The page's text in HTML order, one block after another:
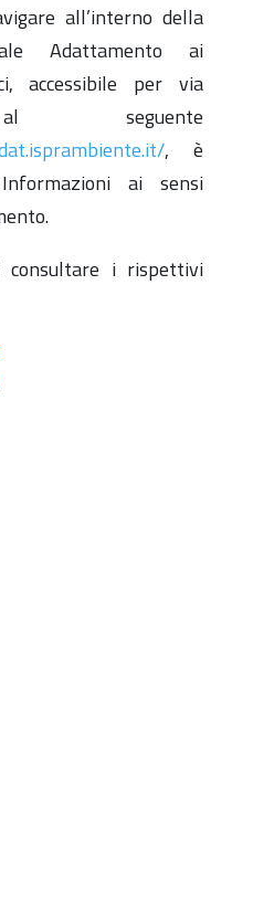
all’interno della
Adattamento ai
accessibile per via
seguente
, è
ai sensi
consultare i rispettivi